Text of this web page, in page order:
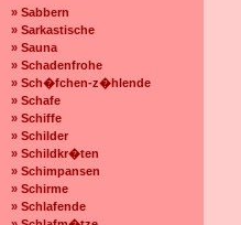
» Sabbern
» Sarkastische
» Sauna
» Schadenfrohe
» Sch�fchen-z�hlende
» Schafe
» Schiffe
» Schilder
» Schildkr�ten
» Schimpansen
» Schirme
» Schlafende